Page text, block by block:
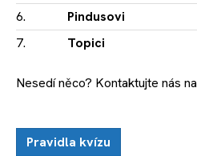
6.
Pindusovi
7.
Topici
Nesedí něco? Kontaktujte nás na
Pravidla kvízu